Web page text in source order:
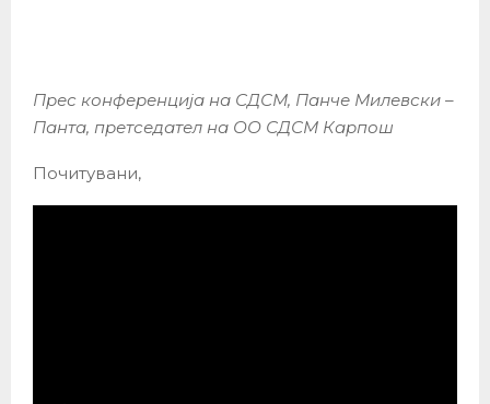
Прес конференција на СДСМ, Панче Милевски –
Панта, претседател на ОО СДСМ Карпош
Почитувани,